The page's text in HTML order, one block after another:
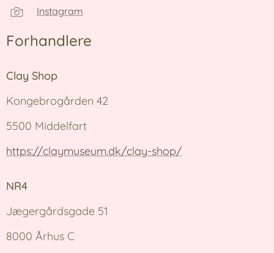
Instagram
Forhandlere
Clay Shop
Kongebrogården 42
5500 Middelfart
https://claymuseum.dk/clay-shop/
NR4
Jægergårdsgade 51
8000 Århus C